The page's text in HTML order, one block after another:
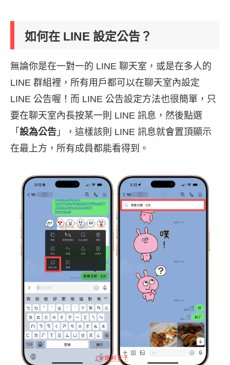
如何在 LINE 設定公告？
無論你是在一對一的 LINE 聊天室，或是在多人的
LINE 群組裡，所有用戶都可以在聊天室內設定
LINE 公告喔！而 LINE 公告設定方法也很簡單，只
要在聊天室內長按某一則 LINE 訊息，然後點選
「 設為公告 」，這樣該則 LINE 訊息就會置頂顯示
在最上方，所有成員都能看得到。